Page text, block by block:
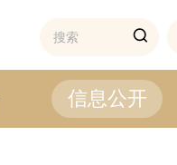
信息公开